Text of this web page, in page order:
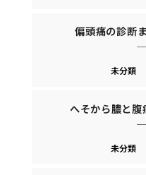
偏頭痛の診断
未分類
へそから膿と
未分類